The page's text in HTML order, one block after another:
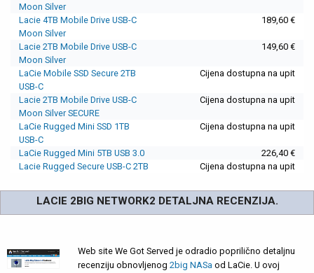
Moon Silver
Lacie 4TB Mobile Drive USB-C
Moon Silver
189,60 €
Lacie 2TB Mobile Drive USB-C
Moon Silver
149,60 €
LaCie Mobile SSD Secure 2TB
USB-C
Cijena dostupna na upit
Lacie 2TB Mobile Drive USB-C
Moon Silver SECURE
Cijena dostupna na upit
LaCie Rugged Mini SSD 1TB
USB-C
Cijena dostupna na upit
LaCie Rugged Mini 5TB USB 3.0
226,40 €
Lacie Rugged Secure USB-C 2TB
Cijena dostupna na upit
LACIE 2BIG NETWORK2 DETALJNA RECENZIJA.
Web site We Got Served je odradio poprilično detaljnu
recenziju obnovljenog 2big NASaod LaCie. U ovoj